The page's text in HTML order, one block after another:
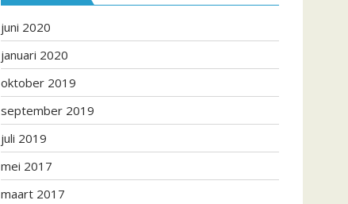
juni 2020
januari 2020
oktober 2019
september 2019
juli 2019
mei 2017
maart 2017